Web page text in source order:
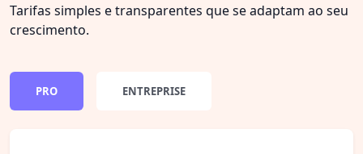
Tarifas simples e transparentes que se adaptam ao seu
crescimento.
PRO ENTREPRISE